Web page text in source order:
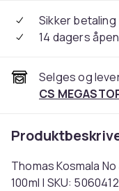
Sikker betaling
14 dagers
Selges og
CS
Thomas Kosmala
100ml | SKU: